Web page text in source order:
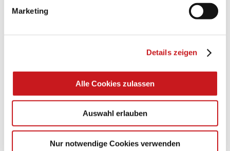
Marketing
Details zeigen
Alle Cookies zulassen
Auswahl erlauben
Nur notwendige Cookies verwenden
Glänzende Ideen mit wasserfestem Papier. Perfekt zu
Zum Tipp